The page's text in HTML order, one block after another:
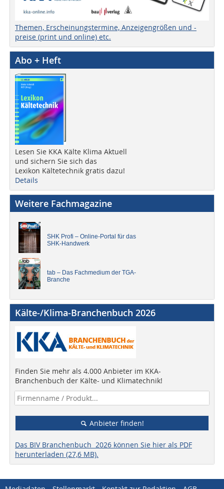
Themen, Erscheinungstermine, Anzeigengrößen und -
preise (print und online) etc.
Abo + Heft
Lesen Sie KKA Kälte Klima Aktuell
und sichern Sie sich das
Lexikon Kältetechnik gratis dazu!
Details
Weitere Fachmagazine
SHK Profi – Online-Portal für das
SHK-Handwerk
tab – Das Fachmedium der TGA-
Branche
Kälte-/Klima-Branchenbuch 2026
Finden Sie mehr als 4.000 Anbieter im KKA-
Branchenbuch der Kälte- und Klimatechnik!
Anbieter finden!
Das BIV Branchenbuch 2026 können Sie hier als PDF
herunterladen (27,6 MB).